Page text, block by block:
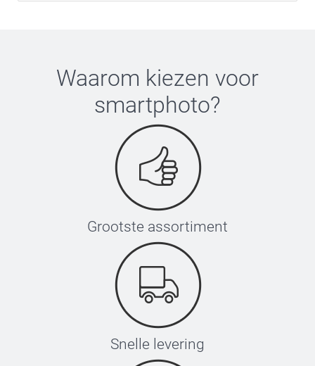
Waarom kiezen voor
smartphoto?
Grootste assortiment
Snelle levering